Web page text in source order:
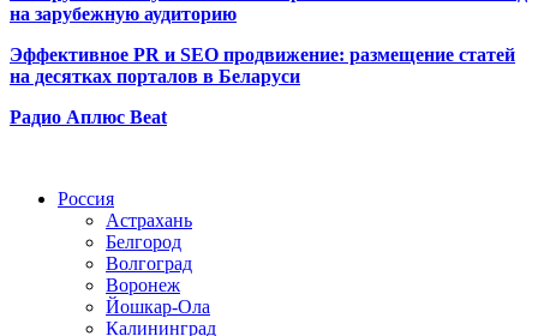
на зарубежную аудиторию
Эффективное PR и SEO продвижение: размещение статей
на десятках порталов в Беларуси
Радио Аплюс Beat
Россия
Астрахань
Белгород
Волгоград
Воронеж
Йошкар-Ола
Калининград